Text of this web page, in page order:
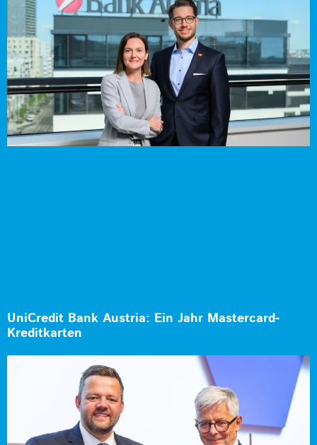
UniCredit Bank Austria: Ein Jahr Mastercard-
Kreditkarten